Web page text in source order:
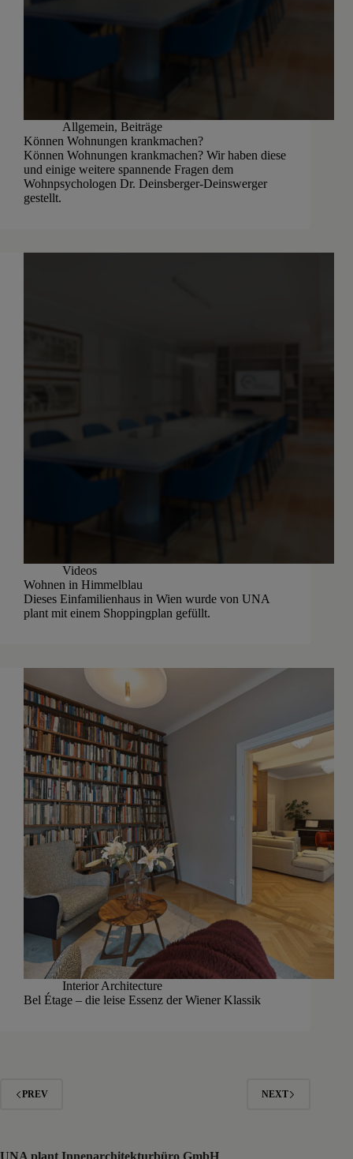
Allgemein, Beiträge
Können Wohnungen krankmachen?
Können Wohnungen krankmachen? Wir haben diese
und einige weitere spannende Fragen dem
Wohnpsychologen Dr. Deinsberger-Deinswerger
gestellt.
Videos
Wohnen in Himmelblau
Dieses Einfamilienhaus in Wien wurde von UNA
plant mit einem Shoppingplan gefüllt.
Interior Architecture
Bel Étage – die leise Essenz der Wiener Klassik
PREV NEXT